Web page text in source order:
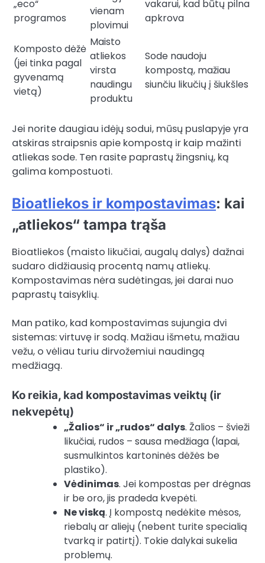
„eco“
programos
vienam
plovimui
vakarui, kad būtų pilna
apkrova
Komposto dėžė
(jei tinka pagal
gyvenamą
vietą)
Maisto
atliekos
virsta
naudingu
produktu
Sode naudoju
kompostą, mažiau
siunčiu likučių į šiukšles
Jei norite daugiau idėjų sodui, mūsų puslapyje yra
atskiras straipsnis apie kompostą ir kaip mažinti
atliekas sode. Ten rasite paprastų žingsnių, ką
galima kompostuoti.
Bioatliekos ir kompostavimas: kai
„atliekos“ tampa trąša
Bioatliekos (maisto likučiai, augalų dalys) dažnai
sudaro didžiausią procentą namų atliekų.
Kompostavimas nėra sudėtingas, jei darai nuo
paprastų taisyklių.
Man patiko, kad kompostavimas sujungia dvi
sistemas: virtuvę ir sodą. Mažiau išmetu, mažiau
vežu, o vėliau turiu dirvožemiui naudingą
medžiagą.
Ko reikia, kad kompostavimas veiktų (ir
nekvepėtų)
„Žalios“ ir „rudos“ dalys. Žalios – švieži
likučiai, rudos – sausa medžiaga (lapai,
susmulkintos kartoninės dėžės be
plastiko).
Vėdinimas. Jei kompostas per drėgnas
ir be oro, jis pradeda kvepėti.
Ne viską. Į kompostą nedėkite mėsos,
riebalų ar aliejų (nebent turite specialią
tvarką ir patirtį). Tokie dalykai sukelia
problemų.